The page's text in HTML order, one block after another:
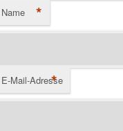
Name *
E-Mail-Adresse
*